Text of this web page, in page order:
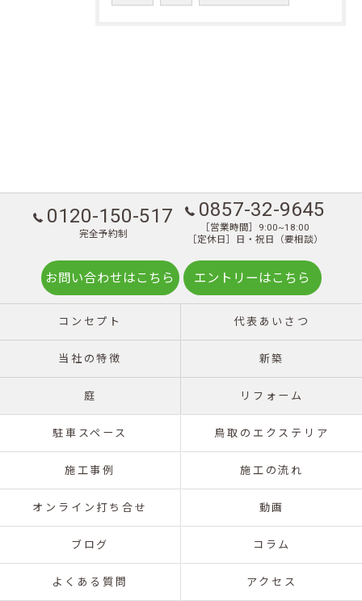
0120-150-517
完全予約制
0857-32-9645
［営業時間］9:00~18:00
［定休日］日・祝日（要相談）
お問い合わせはこちら エントリーはこちら
コンセプト 代表あいさつ
当社の特徴 新築
庭 リフォーム
駐車スペース 鳥取のエクステリア
施工事例 施工の流れ
オンライン打ち合せ 動画
ブログ コラム
よくある質問 アクセス